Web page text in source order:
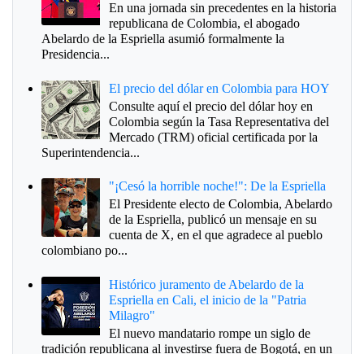
En una jornada sin precedentes en la historia
republicana de Colombia, el abogado
Abelardo de la Espriella asumió formalmente la
Presidencia...
El precio del dólar en Colombia para HOY
Consulte aquí el precio del dólar hoy en
Colombia según la Tasa Representativa del
Mercado (TRM) oficial certificada por la
Superintendencia...
"¡Cesó la horrible noche!": De la Espriella
El Presidente electo de Colombia, Abelardo
de la Espriella, publicó un mensaje en su
cuenta de X, en el que agradece al pueblo
colombiano po...
Histórico juramento de Abelardo de la
Espriella en Cali, el inicio de la "Patria
Milagro"
El nuevo mandatario rompe un siglo de
tradición republicana al investirse fuera de Bogotá, en un